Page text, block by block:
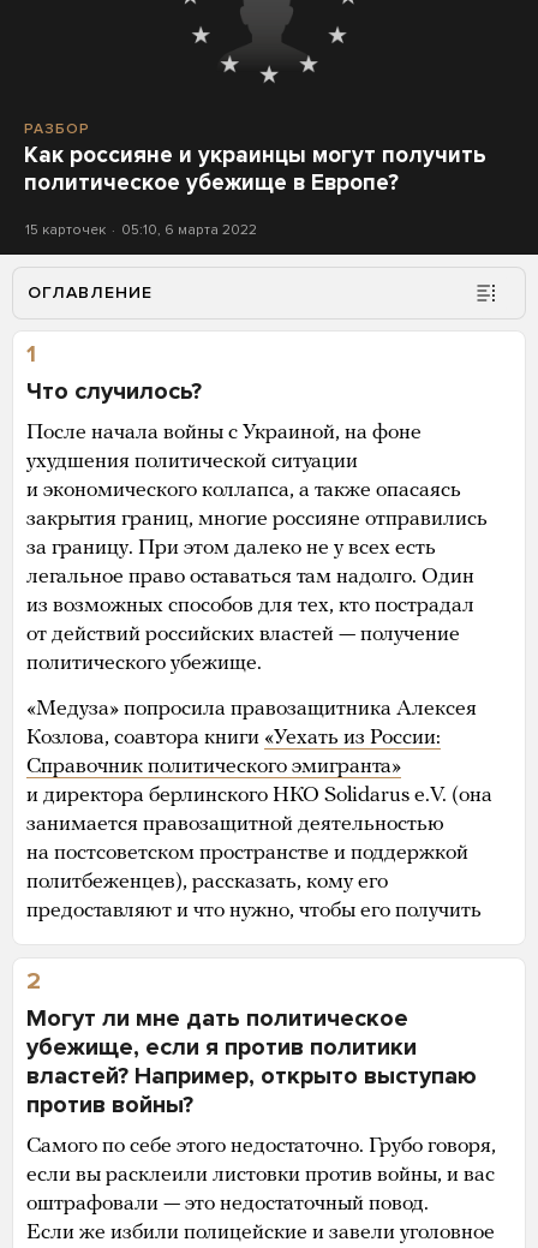
РАЗБОР
Как россияне и украинцы могут получить
политическое убежище в Европе?
15 карточек 05:10, 6 марта 2022
ОГЛАВЛЕНИЕ
1
Что случилось?
После начала войны с Украиной, на фоне
ухудшения политической ситуации
и экономического коллапса, а также опасаясь
закрытия границ, многие россияне отправились
за границу. При этом далеко не у всех есть
легальное право оставаться там надолго. Один
из возможных способов для тех, кто пострадал
от действий российских властей — получение
политического убежище.
«Медуза» попросила правозащитника Алексея
Козлова, соавтора книги «Уехать из России:
Справочник политического эмигранта»
и директора берлинского НКО Solidarus e.V. (она
занимается правозащитной деятельностью
на постсоветском пространстве и поддержкой
политбеженцев), рассказать, кому его
предоставляют и что нужно, чтобы его получить
2
Могут ли мне дать политическое
убежище, если я против политики
властей? Например, открыто выступаю
против войны?
Самого по себе этого недостаточно. Грубо говоря,
если вы расклеили листовки против войны, и вас
оштрафовали — это недостаточный повод.
Если же избили полицейские и завели уголовное